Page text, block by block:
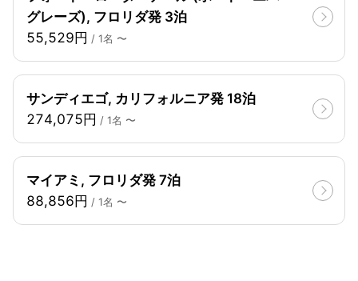
グレーズ), フロリダ発 3泊
55,529円 / 1名 〜
サンディエゴ, カリフォルニア発 18泊
274,075円 / 1名 〜
マイアミ, フロリダ発 7泊
88,856円 / 1名 〜